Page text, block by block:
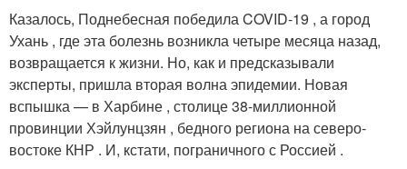
Казалось, Поднебесная победила COVID-19 , а город
Ухань , где эта болезнь возникла четыре месяца назад,
возвращается к жизни. Но, как и предсказывали
эксперты, пришла вторая волна эпидемии. Новая
вспышка — в Харбине , столице 38-миллионной
провинции Хэйлунцзян , бедного региона на северо-
востоке КНР . И, кстати, пограничного с Россией .